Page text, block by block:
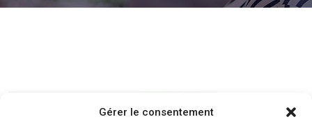
Gérer le consentement